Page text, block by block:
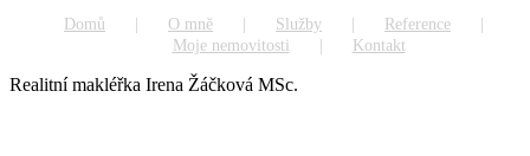
Domů O mně Služby
Reference
Moje nemovitosti
Kontakt
Realitní makléřka Irena Žáčková MSc.